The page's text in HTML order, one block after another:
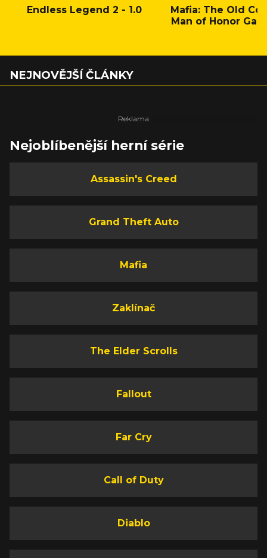
Endless Legend 2 - 1.0
Mafia: The Old
Man of Honor
NEJNOVĚJŠÍ ČLÁNKY
Nejoblíbenější herní série
Assassin's Creed
Grand Theft Auto
Mafia
Zaklínač
The Elder Scrolls
Fallout
Far Cry
Call of Duty
Diablo